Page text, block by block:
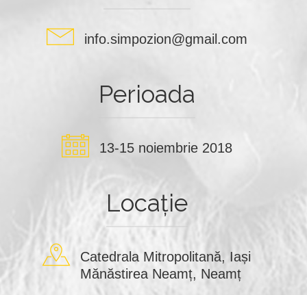
info.simpozion@gmail.com
Perioada
13-15 noiembrie 2018
Locație
Catedrala Mitropolitană, Iași
Mănăstirea Neamț, Neamț